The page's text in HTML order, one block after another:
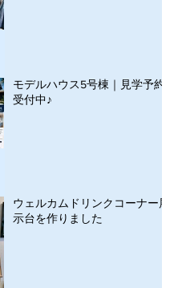
モデルハウス5号棟｜見学予約
受付中♪
ウェルカムドリンクコーナー展
示台を作りました